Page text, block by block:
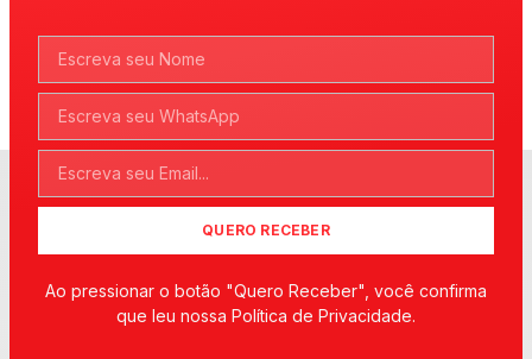
QUERO RECEBER
Ao pressionar o botão "Quero Receber", você confirma
que leu nossa Política de Privacidade.